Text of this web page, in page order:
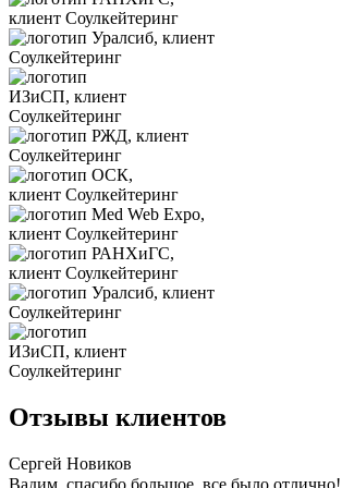
Отзывы клиентов
Сергей Новиков